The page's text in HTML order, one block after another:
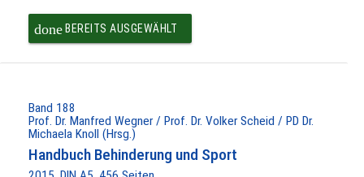
doneBEREITS AUSGEWÄHLT
Band 188
Prof. Dr. Manfred Wegner / Prof. Dr. Volker Scheid / PD Dr.
Michaela Knoll (Hrsg.)
Handbuch Behinderung und Sport